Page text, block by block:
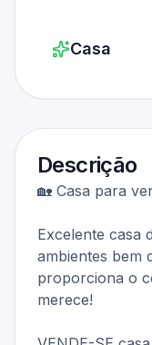
Casa
Descrição
🏡 Casa para
Excelente casa
ambientes bem
proporciona o
merece!